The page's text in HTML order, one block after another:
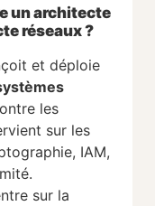
un architecte
réseaux ?
et déploie
les
sur les
IAM,
sur la